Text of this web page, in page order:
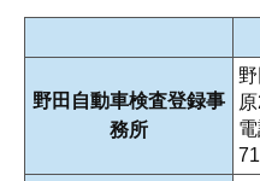
野田自動車検査登録事
務所